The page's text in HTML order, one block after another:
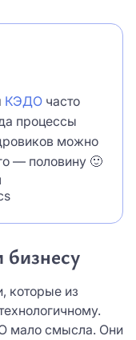
КЭДО часто
процессы
можно
— половину 🙂
которые из
мало смысла. Они